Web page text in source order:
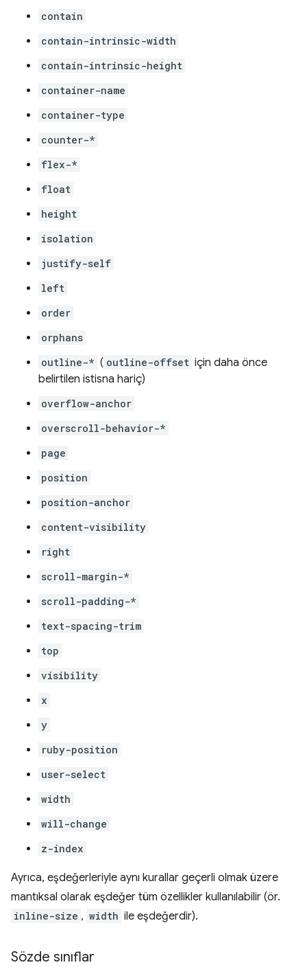
contain
contain-intrinsic-width
contain-intrinsic-height
container-name
container-type
counter-*
flex-*
float
height
isolation
justify-self
left
order
orphans
outline-* ( outline-offset için daha önce
belirtilen istisna hariç)
overflow-anchor
overscroll-behavior-*
page
position
position-anchor
content-visibility
right
scroll-margin-*
scroll-padding-*
text-spacing-trim
top
visibility
x
y
ruby-position
user-select
width
will-change
z-index
Ayrıca, eşdeğerleriyle aynı kurallar geçerli olmak üzere
mantıksal olarak eşdeğer tüm özellikler kullanılabilir (ör.
inline-size , width ile eşdeğerdir).
Sözde sınıflar